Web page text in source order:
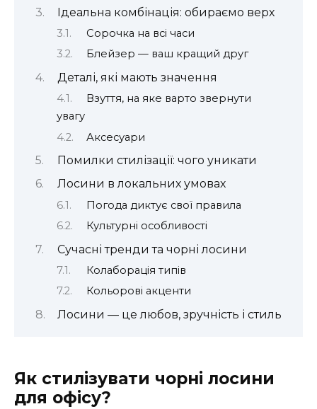
Ідеальна комбінація: обираємо верх
Сорочка на всі часи
Блейзер — ваш кращий друг
Деталі, які мають значення
Взуття, на яке варто звернути
увагу
Аксесуари
Помилки стилізації: чого уникати
Лосини в локальних умовах
Погода диктує свої правила
Культурні особливості
Сучасні тренди та чорні лосини
Колаборація типів
Кольорові акценти
Лосини — це любов, зручність і стиль
Як стилізувати чорні лосини
для офісу?